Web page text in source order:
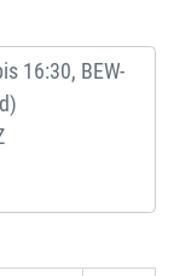
16:30, BEW-